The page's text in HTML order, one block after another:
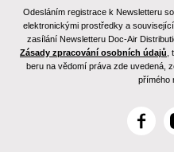
Odesláním registrace k Newsletteru
elektronickými prostředky a
zasílání Newsletteru Doc-Air
Zásady zpracování osobních údajů
beru na vědomí práva zde uvedená,
přímého
F